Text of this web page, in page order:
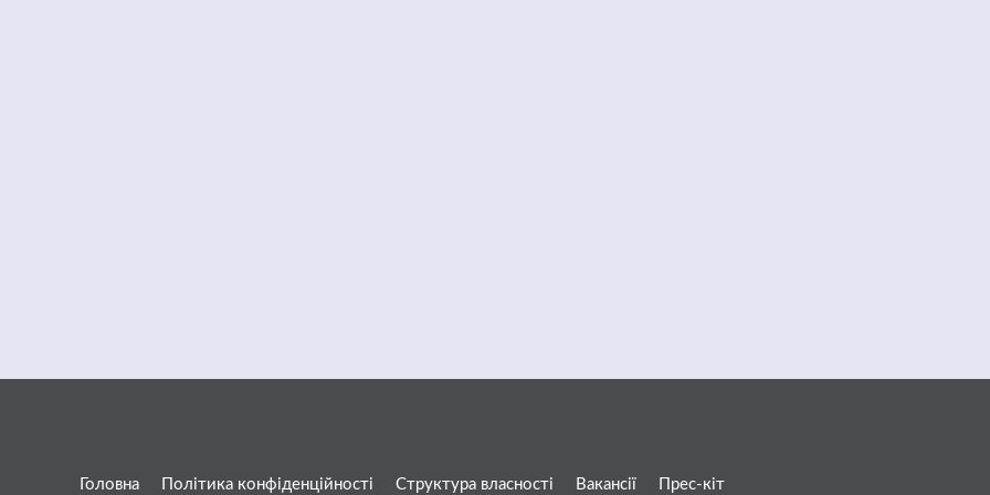
Головна Політика конфіденційності Структура власності Вакансії Прес-кіт